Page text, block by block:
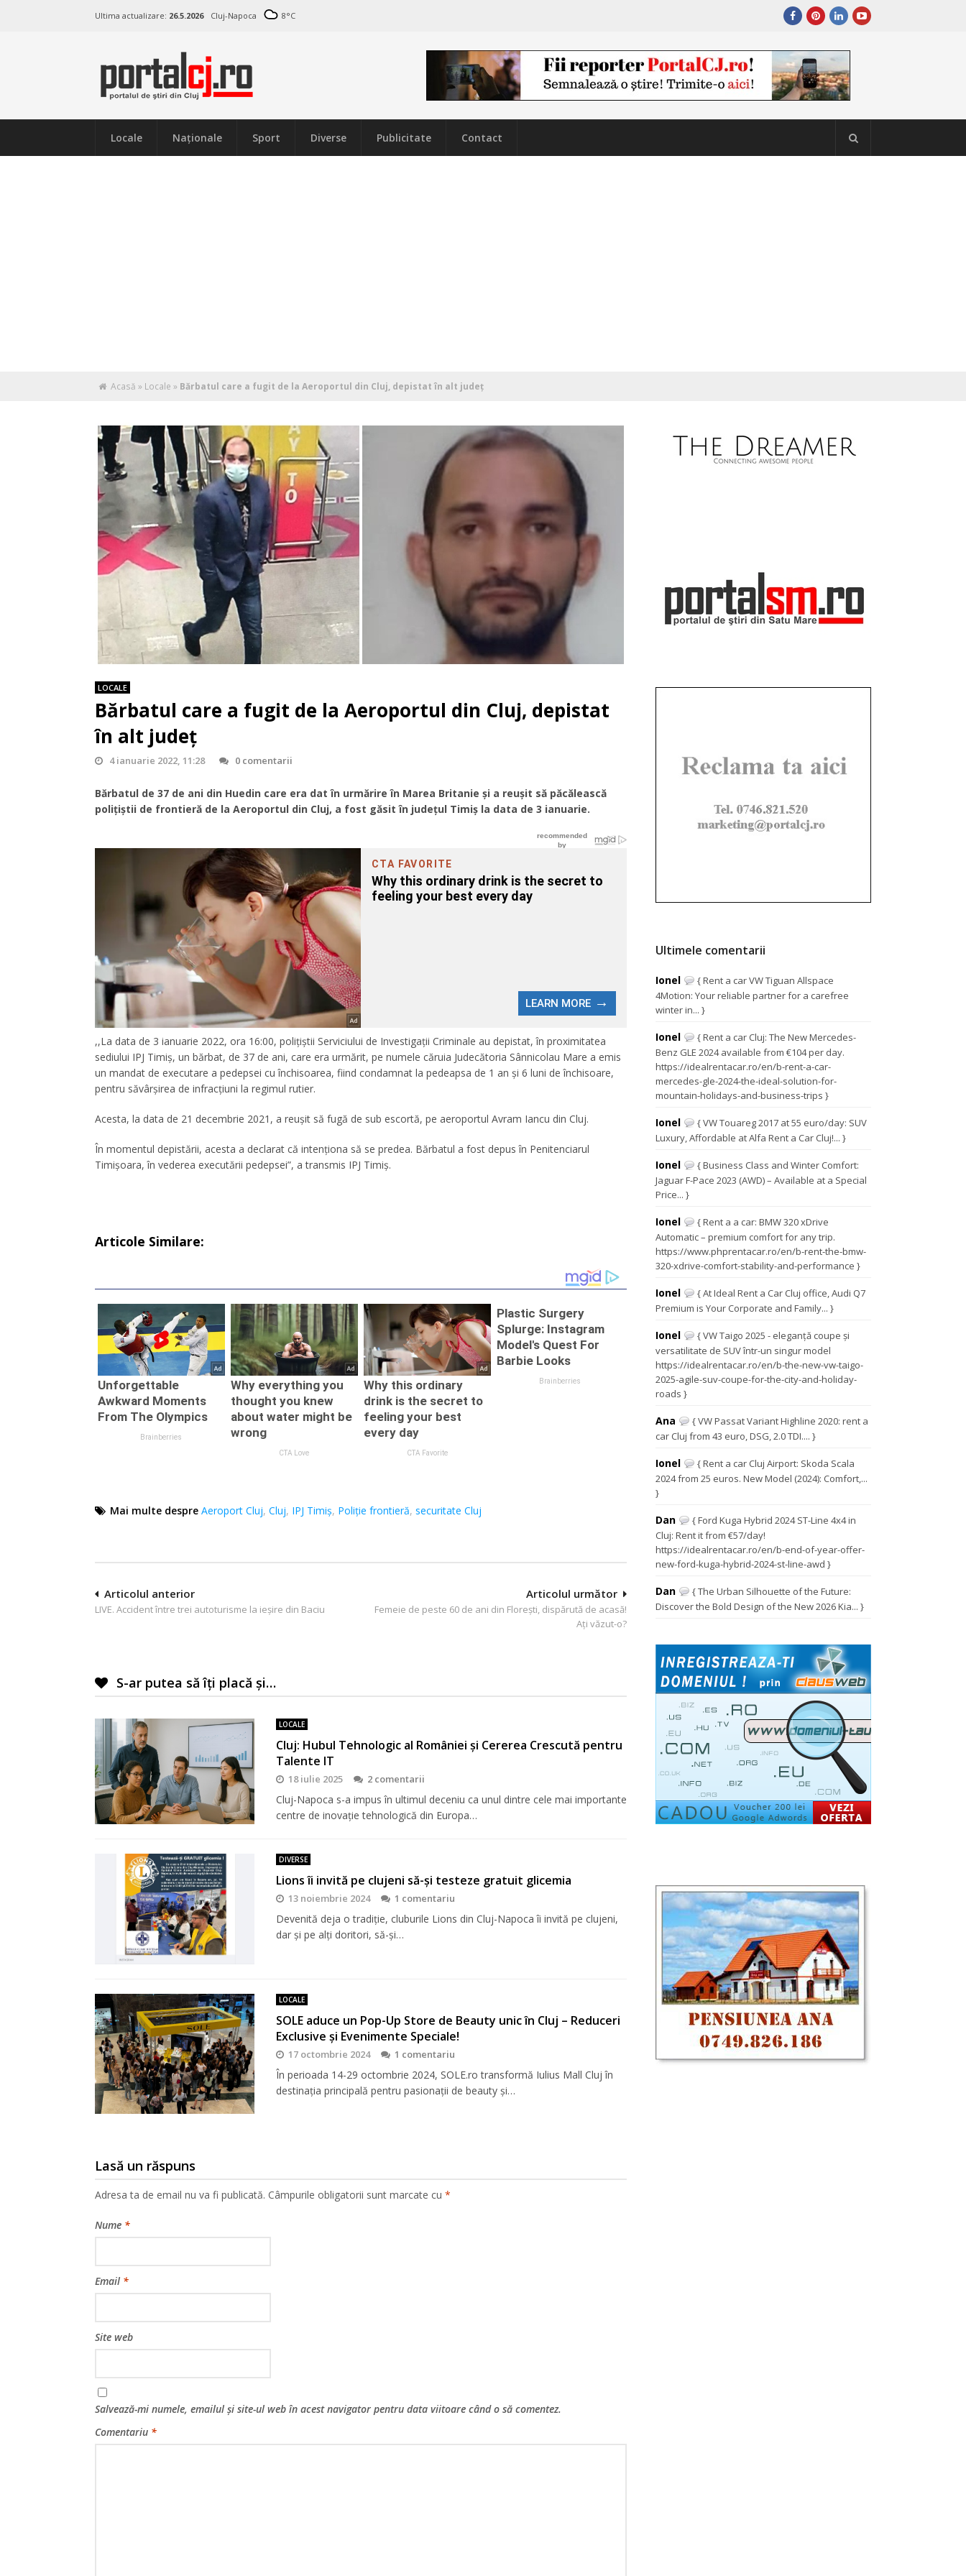
Ultima actualizare: 26.5.2026 Cluj-Napoca 8°C
Locale Naţionale Sport Diverse Publicitate Contact
Acasă » Locale » Bărbatul care a fugit de la Aeroportul din Cluj, depistat în alt județ
LOCALE
Bărbatul care a fugit de la Aeroportul din Cluj, depistat
în alt județ
4 ianuarie 2022, 11:28 0 comentarii
Bărbatul de 37 de ani din Huedin care era dat în urmărire în Marea Britanie și a reușit să păcălească
polițiștii de frontieră de la Aeroportul din Cluj, a fost găsit în județul Timiș la data de 3 ianuarie.
,,La data de 3 ianuarie 2022, ora 16:00, polițiștii Serviciului de Investigații Criminale au depistat, în proximitatea
sediului IPJ Timiș, un bărbat, de 37 de ani, care era urmărit, pe numele căruia Judecătoria Sânnicolau Mare a emis
un mandat de executare a pedepsei cu închisoarea, fiind condamnat la pedeapsa de 1 an și 6 luni de închisoare,
pentru săvârșirea de infracțiuni la regimul rutier.
Acesta, la data de 21 decembrie 2021, a reușit să fugă de sub escortă, pe aeroportul Avram Iancu din Cluj.
În momentul depistării, acesta a declarat că intenționa să se predea. Bărbatul a fost depus în Penitenciarul
Timișoara, în vederea executării pedepsei”, a transmis IPJ Timiș.
Articole Similare:
Mai multe despre Aeroport Cluj, Cluj, IPJ Timiș, Poliție frontieră, securitate Cluj
Navigare
în
Articolul următor
Femeie de peste 60 de ani din Florești, dispărută de acasă!
Ați văzut-o?
Articolul anterior
LIVE. Accident între trei autoturisme la ieșire din Baciu
S-ar putea să îți placă și…
LOCALE
Cluj: Hubul Tehnologic al României și Cererea Crescută pentru
Talente IT
18 iulie 2025 2 comentarii
Cluj-Napoca s-a impus în ultimul deceniu ca unul dintre cele mai importante
centre de inovație tehnologică din Europa…
DIVERSE
Lions îi invită pe clujeni să-şi testeze gratuit glicemia
13 noiembrie 2024 1 comentariu
Devenită deja o tradiţie, cluburile Lions din Cluj-Napoca îi invită pe clujeni,
dar şi pe alţi doritori, să-şi…
LOCALE
SOLE aduce un Pop-Up Store de Beauty unic în Cluj – Reduceri
Exclusive și Evenimente Speciale!
17 octombrie 2024 1 comentariu
În perioada 14-29 octombrie 2024, SOLE.ro transformă Iulius Mall Cluj în
destinația principală pentru pasionații de beauty și…
Lasă un răspuns
Adresa ta de email nu va fi publicată. Câmpurile obligatorii sunt marcate cu *
Nume *
Email *
Site web
Salvează-mi numele, emailul și site-ul web în acest navigator pentru data viitoare când o să comentez.
Comentariu *
Ultimele comentarii
Ionel
{ Rent a car VW Tiguan Allspace
4Motion: Your reliable partner for a carefree
winter in... }
Ionel
{ Rent a car Cluj: The New Mercedes-
Benz GLE 2024 available from €104 per day.
https://idealrentacar.ro/en/b-rent-a-car-
mercedes-gle-2024-the-ideal-solution-for-
mountain-holidays-and-business-trips }
Ionel
{ VW Touareg 2017 at 55 euro/day: SUV
Luxury, Affordable at Alfa Rent a Car Cluj!... }
Ionel
{ Business Class and Winter Comfort:
Jaguar F-Pace 2023 (AWD) – Available at a Special
Price... }
Ionel
{ Rent a a car: BMW 320 xDrive
Automatic – premium comfort for any trip.
https://www.phprentacar.ro/en/b-rent-the-bmw-
320-xdrive-comfort-stability-and-performance }
Ionel
{ At Ideal Rent a Car Cluj office, Audi Q7
Premium is Your Corporate and Family... }
Ionel
{ VW Taigo 2025 - eleganță coupe și
versatilitate de SUV într-un singur model
https://idealrentacar.ro/en/b-the-new-vw-taigo-
2025-agile-suv-coupe-for-the-city-and-holiday-
roads }
Ana
{ VW Passat Variant Highline 2020: rent a
car Cluj from 43 euro, DSG, 2.0 TDI.... }
Ionel
{ Rent a car Cluj Airport: Skoda Scala
2024 from 25 euros. New Model (2024): Comfort,...
}
Dan
{ Ford Kuga Hybrid 2024 ST-Line 4x4 in
Cluj: Rent it from €57/day!
https://idealrentacar.ro/en/b-end-of-year-offer-
new-ford-kuga-hybrid-2024-st-line-awd }
Dan
{ The Urban Silhouette of the Future:
Discover the Bold Design of the New 2026 Kia... }